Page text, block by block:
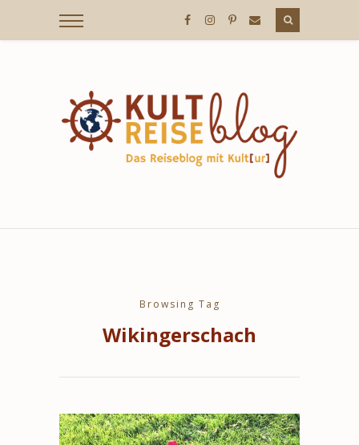
/
KULT[UR]
Browsing Tag
Wikingerschach